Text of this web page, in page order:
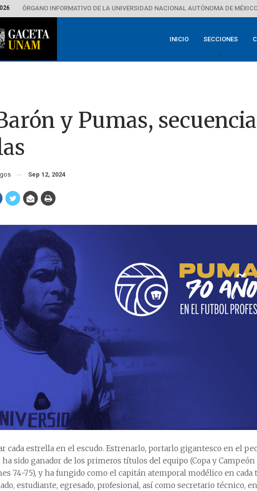
ÓRGANO INFORMATIVO DE LA UNIVERSIDAD NACIONAL AUTÓNOMA DE
INICIO SECCIONES
y Pumas,
Sep 12, 2024
cada estrella en el escudo. Estrenarlo, portarlo gigantesco en el
sido ganador de los primeros títulos del equipo (Copa y Campeón
74-75), y ha fungido como el capitán atemporal modélico en cada
estudiante, egresado, profesional, así como secretario técnico,